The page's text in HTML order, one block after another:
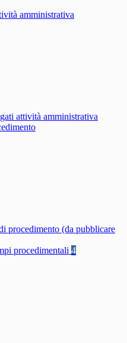
amministrativa
attività amministrativa
procedimento (da pubblicare
procedimentali 4